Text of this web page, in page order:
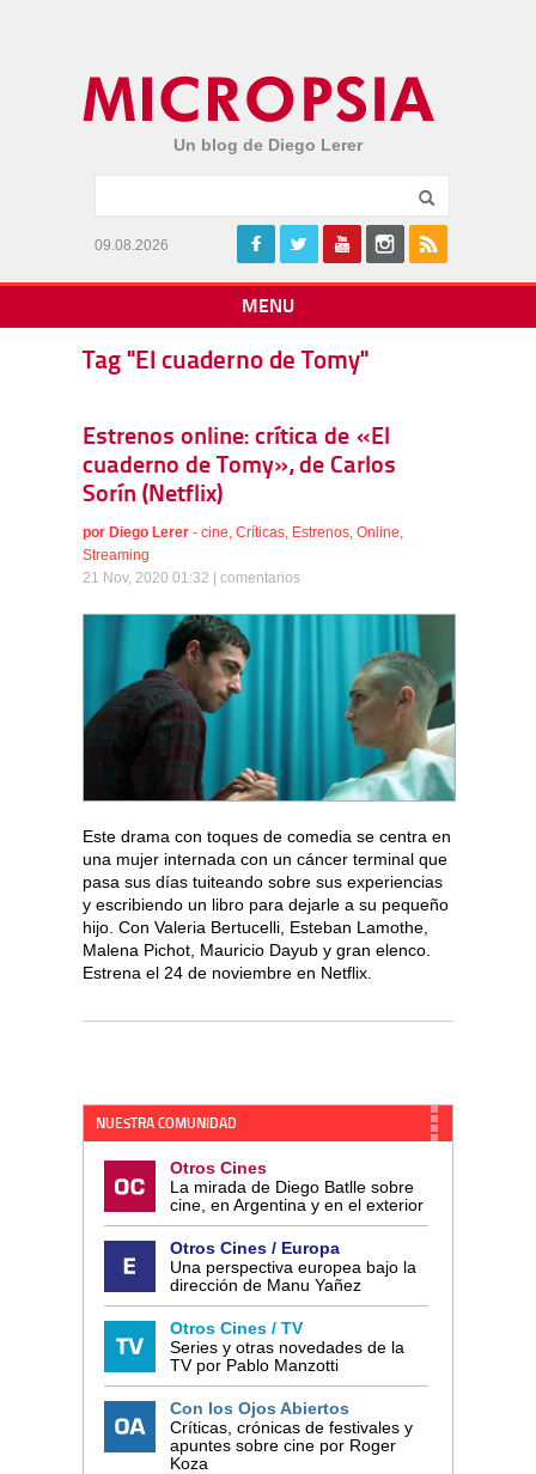
Un blog de Diego Lerer
09.08.2026
MENU
Tag "El cuaderno de Tomy"
Estrenos online: crítica de «El
cuaderno de Tomy», de Carlos
Sorín (Netflix)
por Diego Lerer - cine, Críticas, Estrenos, Online,
Streaming
21 Nov, 2020 01:32 | comentarios
Este drama con toques de comedia se centra en
una mujer internada con un cáncer terminal que
pasa sus días tuiteando sobre sus experiencias
y escribiendo un libro para dejarle a su pequeño
hijo. Con Valeria Bertucelli, Esteban Lamothe,
Malena Pichot, Mauricio Dayub y gran elenco.
Estrena el 24 de noviembre en Netflix.
NUESTRA COMUNIDAD
Otros Cines
La mirada de Diego Batlle sobre
cine, en Argentina y en el exterior
Otros Cines / Europa
Una perspectiva europea bajo la
dirección de Manu Yañez
Otros Cines / TV
Series y otras novedades de la
TV por Pablo Manzotti
Con los Ojos Abiertos
Críticas, crónicas de festivales y
apuntes sobre cine por Roger
Koza